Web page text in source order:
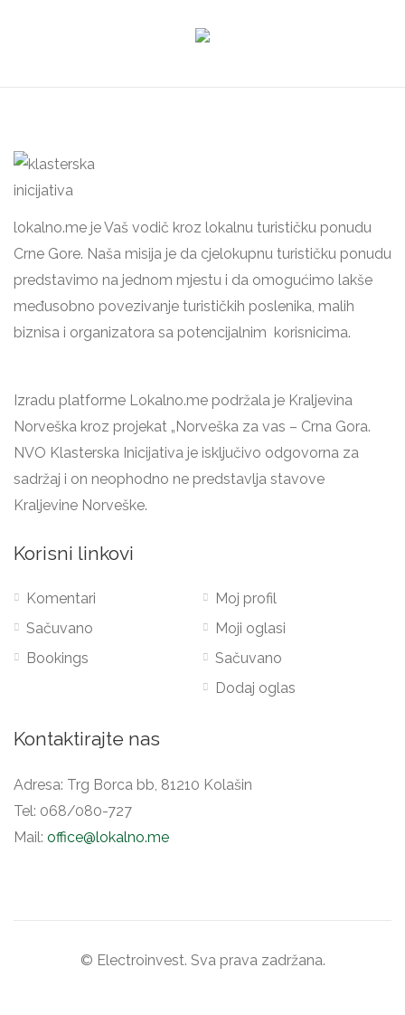
lokalno.me je Vaš vodič kroz lokalnu turističku ponudu
Crne Gore. Naša misija je da cjelokupnu turističku ponudu
predstavimo na jednom mjestu i da omogućimo lakše
međusobno povezivanje turističkih poslenika, malih
biznisa i organizatora sa potencijalnim korisnicima.
Izradu platforme Lokalno.me podržala je Kraljevina
Norveška kroz projekat „Norveška za vas – Crna Gora.
NVO Klasterska Inicijativa je isključivo odgovorna za
sadržaj i on neophodno ne predstavlja stavove
Kraljevine Norveške.
Korisni linkovi
Komentari
Sačuvano
Bookings
Moj profil
Moji oglasi
Sačuvano
Dodaj oglas
Kontaktirajte nas
Adresa: Trg Borca bb, 81210 Kolašin
Tel: 068/080-727
Mail: office@lokalno.me
© Electroinvest. Sva prava zadržana.